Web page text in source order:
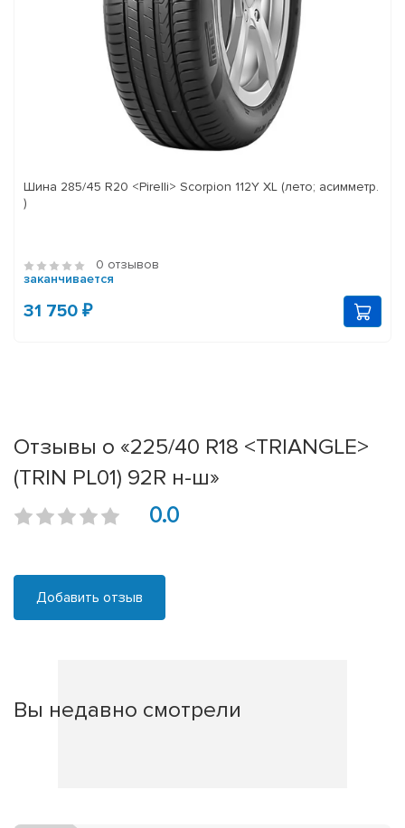
Шина 285/45 R20 <Pirelli> Scorpion 112Y XL (лето; асимметр.
)
0 отзывов
заканчивается
31 750 ₽
Отзывы о «225/40 R18 <TRIANGLE>
(TRIN PL01) 92R н-ш»
0.0
Добавить отзыв
Вы недавно смотрели